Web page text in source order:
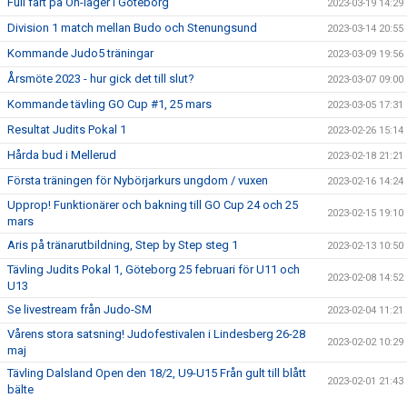
2023-03-19 14:29
Division 1 match mellan Budo och Stenungsund 2023-03-14 20:55
Kommande Judo5 träningar 2023-03-09 19:56
Årsmöte 2023 - hur gick det till slut? 2023-03-07 09:00
Kommande tävling GO Cup #1, 25 mars 2023-03-05 17:31
Resultat Judits Pokal 1 2023-02-26 15:14
Hårda bud i Mellerud 2023-02-18 21:21
Första träningen för Nybörjarkurs ungdom / vuxen 2023-02-16 14:24
Upprop! Funktionärer och bakning till GO Cup 24 och 25
mars
2023-02-15 19:10
Aris på tränarutbildning, Step by Step steg 1 2023-02-13 10:50
Tävling Judits Pokal 1, Göteborg 25 februari för U11 och
U13
2023-02-08 14:52
Se livestream från Judo-SM 2023-02-04 11:21
Vårens stora satsning! Judofestivalen i Lindesberg 26-28
maj
2023-02-02 10:29
Tävling Dalsland Open den 18/2, U9-U15 Från gult till blått
bälte
2023-02-01 21:43